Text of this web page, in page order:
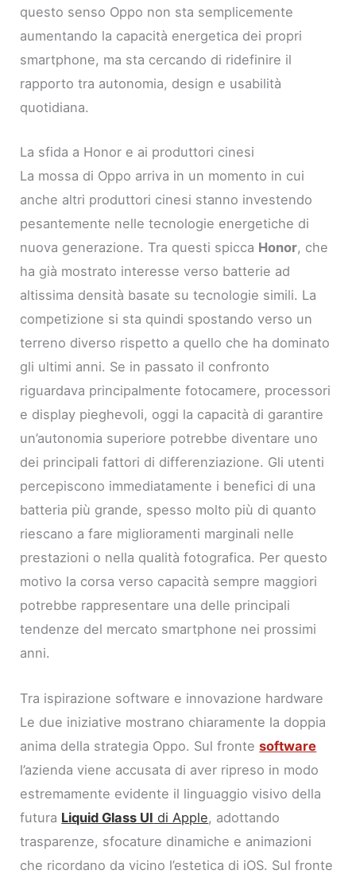
questo senso Oppo non sta semplicemente
aumentando la capacità energetica dei propri
smartphone, ma sta cercando di ridefinire il
rapporto tra autonomia, design e usabilità
quotidiana.
La sfida a Honor e ai produttori cinesi
La mossa di Oppo arriva in un momento in cui
anche altri produttori cinesi stanno investendo
pesantemente nelle tecnologie energetiche di
nuova generazione. Tra questi spicca Honor, che
ha già mostrato interesse verso batterie ad
altissima densità basate su tecnologie simili. La
competizione si sta quindi spostando verso un
terreno diverso rispetto a quello che ha dominato
gli ultimi anni. Se in passato il confronto
riguardava principalmente fotocamere, processori
e display pieghevoli, oggi la capacità di garantire
un’autonomia superiore potrebbe diventare uno
dei principali fattori di differenziazione. Gli utenti
percepiscono immediatamente i benefici di una
batteria più grande, spesso molto più di quanto
riescano a fare miglioramenti marginali nelle
prestazioni o nella qualità fotografica. Per questo
motivo la corsa verso capacità sempre maggiori
potrebbe rappresentare una delle principali
tendenze del mercato smartphone nei prossimi
anni.
Tra ispirazione software e innovazione hardware
Le due iniziative mostrano chiaramente la doppia
anima della strategia Oppo. Sul frontesoftware
l’azienda viene accusata di aver ripreso in modo
estremamente evidente il linguaggio visivo della
futura Liquid Glass UI di Apple, adottando
trasparenze, sfocature dinamiche e animazioni
che ricordano da vicino l’estetica di iOS. Sul fronte